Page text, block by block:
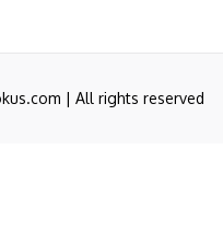
| All rights reserved